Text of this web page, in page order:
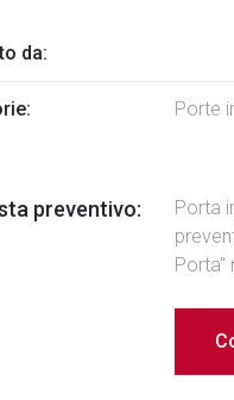
da:
Porte
preventivo: Porta
Porta"